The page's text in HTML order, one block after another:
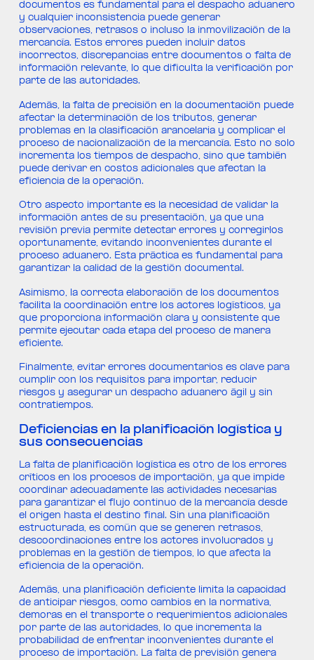
documentos es fundamental para el despacho aduanero
y cualquier inconsistencia puede generar
observaciones, retrasos o incluso la inmovilización de la
mercancía. Estos errores pueden incluir datos
incorrectos, discrepancias entre documentos o falta de
información relevante, lo que dificulta la verificación por
parte de las autoridades.
Además, la falta de precisión en la documentación puede
afectar la determinación de los tributos, generar
problemas en la clasificación arancelaria y complicar el
proceso de nacionalización de la mercancía. Esto no solo
incrementa los tiempos de despacho, sino que también
puede derivar en costos adicionales que afectan la
eficiencia de la operación.
Otro aspecto importante es la necesidad de validar la
información antes de su presentación, ya que una
revisión previa permite detectar errores y corregirlos
oportunamente, evitando inconvenientes durante el
proceso aduanero. Esta práctica es fundamental para
garantizar la calidad de la gestión documental.
Asimismo, la correcta elaboración de los documentos
facilita la coordinación entre los actores logísticos, ya
que proporciona información clara y consistente que
permite ejecutar cada etapa del proceso de manera
eficiente.
Finalmente, evitar errores documentarios es clave para
cumplir con los requisitos para importar, reducir
riesgos y asegurar un despacho aduanero ágil y sin
contratiempos.
Deficiencias en la planificación logística y
sus consecuencias
La falta de planificación logística es otro de los errores
críticos en los procesos de importación, ya que impide
coordinar adecuadamente las actividades necesarias
para garantizar el flujo continuo de la mercancía desde
el origen hasta el destino final. Sin una planificación
estructurada, es común que se generen retrasos,
descoordinaciones entre los actores involucrados y
problemas en la gestión de tiempos, lo que afecta la
eficiencia de la operación.
Además, una planificación deficiente limita la capacidad
de anticipar riesgos, como cambios en la normativa,
demoras en el transporte o requerimientos adicionales
por parte de las autoridades, lo que incrementa la
probabilidad de enfrentar inconvenientes durante el
proceso de importación. La falta de previsión genera